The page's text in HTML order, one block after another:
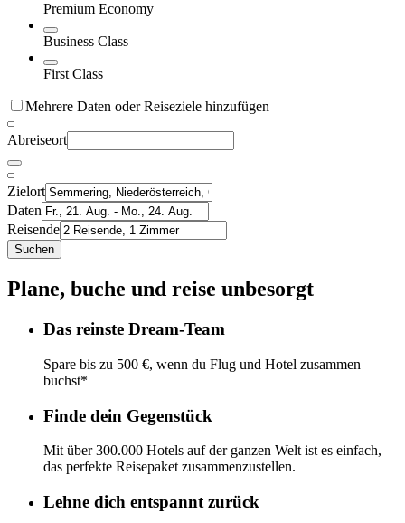
Premium Economy
Business Class
First Class
Mehrere Daten oder Reiseziele hinzufügen
Abreiseort
Zielort
Daten
Reisende
Suchen
Plane, buche und reise unbesorgt
Das reinste Dream-Team
Spare bis zu 500 €, wenn du Flug und Hotel zusammen
buchst*
Finde dein Gegenstück
Mit über 300.000 Hotels auf der ganzen Welt ist es einfach,
das perfekte Reisepaket zusammenzustellen.
Lehne dich entspannt zurück